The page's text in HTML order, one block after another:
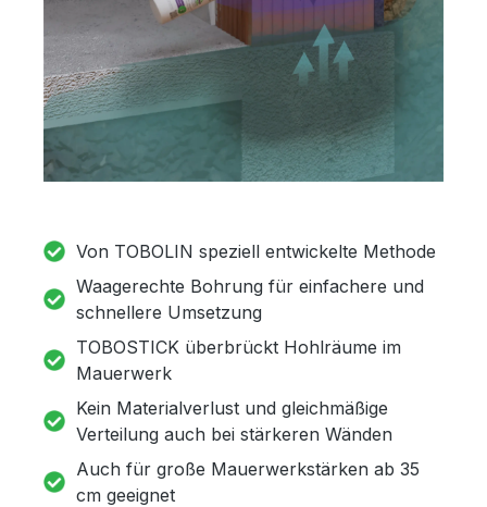
Von TOBOLIN speziell entwickelte Methode
Waagerechte Bohrung für einfachere und
schnellere Umsetzung
TOBOSTICK überbrückt Hohlräume im
Mauerwerk
Kein Materialverlust und gleichmäßige
Verteilung auch bei stärkeren Wänden
Auch für große Mauerwerkstärken ab 35
cm geeignet